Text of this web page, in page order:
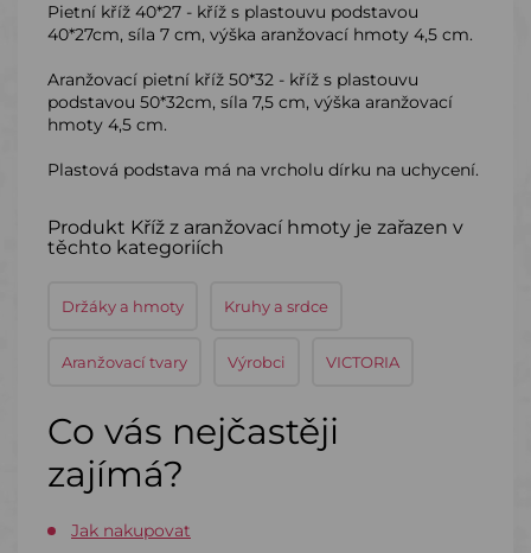
Pietní kříž 40*27 - kříž s plastouvu podstavou
40*27cm, síla 7 cm, výška aranžovací hmoty 4,5 cm.
Aranžovací pietní kříž 50*32 - kříž s plastouvu
podstavou 50*32cm, síla 7,5 cm, výška aranžovací
hmoty 4,5 cm.
Plastová podstava má na vrcholu dírku na uchycení.
Produkt Kříž z aranžovací hmoty je zařazen v
těchto kategoriích
Držáky a hmoty Kruhy a srdce
Aranžovací tvary Výrobci VICTORIA
Co vás nejčastěji
zajímá?
Jak nakupovat